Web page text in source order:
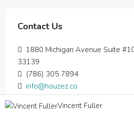
Contact Us
1880 Michigan Avenue Suite
33139
(786) 305 7894
info@houzez.co
Vincent Fuller